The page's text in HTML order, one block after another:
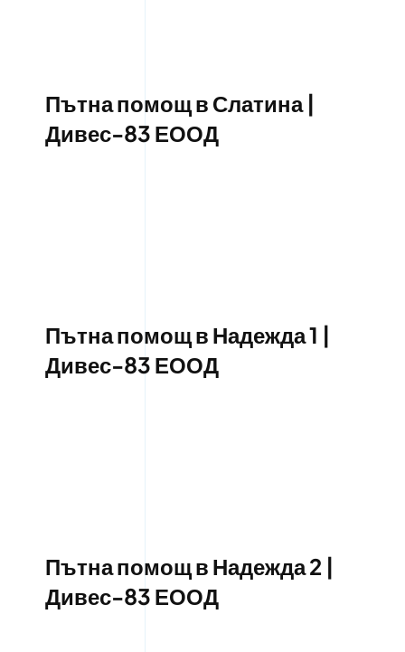
Пътна помощ в Слатина |
Дивес-83 ЕООД
Пътна помощ в Надежда 1 |
Дивес-83 ЕООД
Пътна помощ в Надежда 2 |
Дивес-83 ЕООД